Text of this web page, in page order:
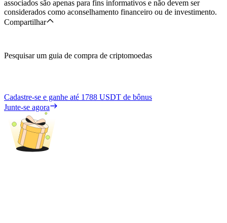
associados são apenas para fins informativos e não devem ser
considerados como aconselhamento financeiro ou de investimento.
Compartilhar
Pesquisar um guia de compra de criptomoedas
Cadastre-se e ganhe até 1788 USDT de bônus
Junte-se agora